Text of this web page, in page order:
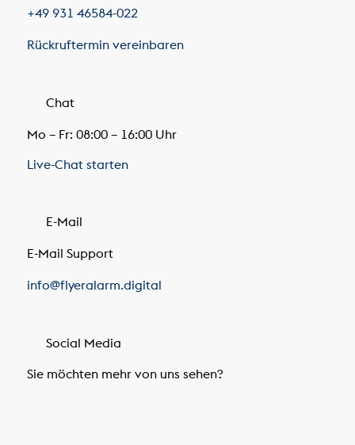
+49 931 46584-022
Rückruftermin vereinbaren
Chat
Mo – Fr: 08:00 – 16:00 Uhr
Live-Chat starten
E-Mail
E-Mail Support
info@flyeralarm.digital
Social Media
Sie möchten mehr von uns sehen?